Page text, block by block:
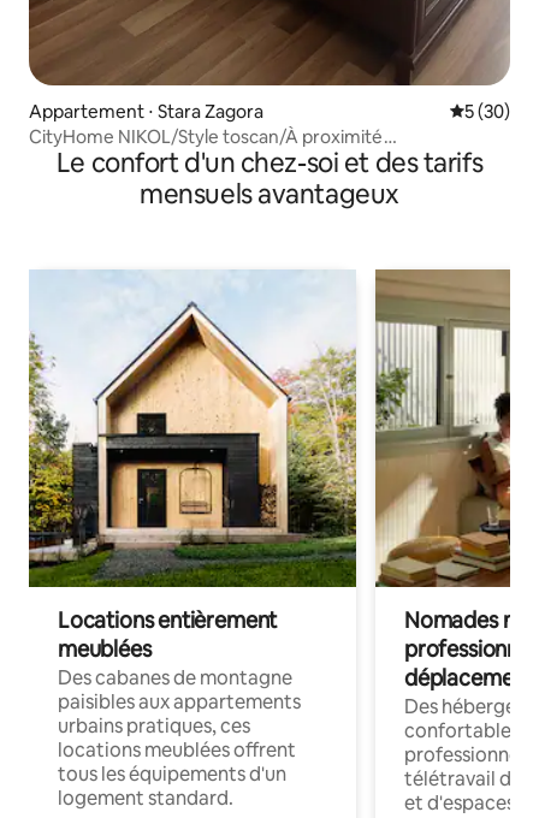
Appartement ⋅ Stara Zagora
5 (30)
CityHome NIKOL/Style toscan/À proximité
d'Unikato/ & parking
Le confort d'un chez-soi et des tarifs
mensuels avantageux
Locations entièrement
meublées
Des cabanes de montagne
paisibles aux appartements
urbains pratiques, ces
locations meublées offrent
tous les équipements d'un
logement standard.
Nomades
déplacement
Des
confortables
professionnels
télétravail
et d'espaces